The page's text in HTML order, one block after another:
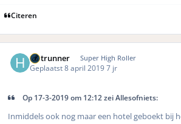
Citeren
Hotrunner Super High Roller
Geplaatst8 april 20197 jr
Op ‎17‎-‎3‎-‎2019 om 12:12 zei Allesofniets:
Inmiddels ook nog maar een hotel geboekt bij